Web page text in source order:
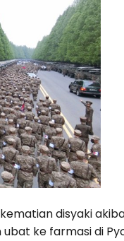
disyaki
ke farmasi di